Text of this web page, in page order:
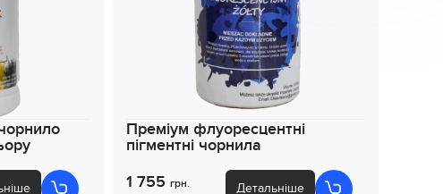
Преміум флуоресцентні
пігментні чорнила
1 755грн. Детальніше